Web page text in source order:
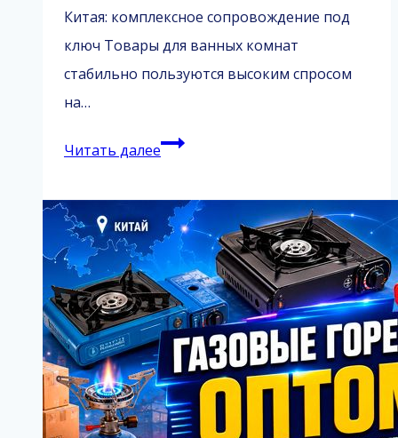
Китая: комплексное сопровождение под
ключ Товары для ванных комнат
стабильно пользуются высоким спросом
на…
Читать далееТовары
ванных
комнат
из
Китая